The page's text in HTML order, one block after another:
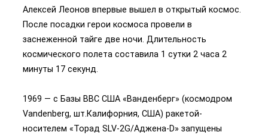
Алексей Леонов впервые вышел в открытый космос.
После посадки герои космоса провели в
заснеженной тайге две ночи. Длительность
космического полета составила 1 сутки 2 часа 2
минуты 17 секунд.
1969 — с Базы ВВС США «Ванденберг» (космодром
Vandenberg, шт.Калифорния, США) ракетой-
носителем «Торад SLV-2G/Аджена-D» запущены